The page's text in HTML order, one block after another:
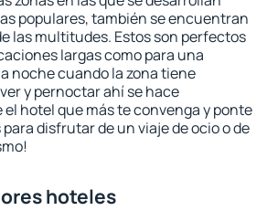
populares, también se encuentran
las multitudes. Estos son perfectos
largas como para una
noche cuando la zona tiene
y pernoctar ahí se hace
el hotel que más te convenga y ponte
disfrutar de un viaje de ocio o de
hoteles